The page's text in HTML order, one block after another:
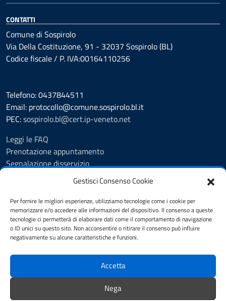
Gestisci Consenso Cookie
Per fornire le migliori esperienze, utilizziamo tecnologie come i cookie per
memorizzare e/o accedere alle informazioni del dispositivo. Il consenso a queste
tecnologie ci permetterà di elaborare dati come il comportamento di navigazione
o ID unici su questo sito. Non acconsentire o ritirare il consenso può influire
negativamente su alcune caratteristiche e funzioni.
Accetta
Nega
CONTATTI
Comune di Sospirolo
Via Della Costituzione, 91 - 32037 Sospirolo (BL)
Codice fiscale / P. IVA:00164110256
Telefono: 0437844511
Email: protocollo@comune.sospirolo.bl.it
PEC:sospirolo.bl@cert.ip-veneto.net
Leggi le FAQ
Prenotazione appuntamento
Segnalazione disservizio
Richiesta assistenza
MyPA - Portale Cittadino Veneto
Richiesta di patrocinio comunale Sospirolo
Amministrazione trasparente
Albo Pretorio
Cookie Policy
Dichiarazione di accessibilità
Obiettivi di accessibilità
Feedback